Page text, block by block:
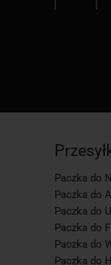
Paczka do
Paczka do
Paczka do
Paczka do
Paczka do
Paczka do